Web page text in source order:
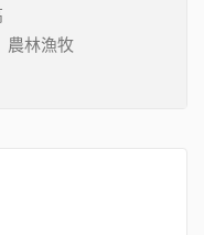
農林漁牧